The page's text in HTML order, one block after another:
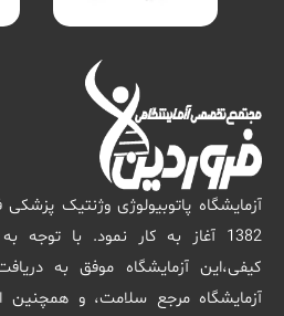
آزمایشگاه پاتوبیولوژی وژنتیک
1382 آغاز به کار نمود. با
کیفی،این آزمایشگاه موفق به
آزمایشگاه مرجع سلامت، و همچنین